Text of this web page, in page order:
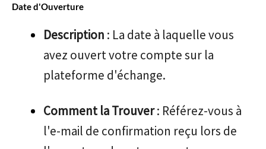
Date d'Ouverture
Description : La date à laquelle vous
avez ouvert votre compte sur la
plateforme d'échange.
Comment la Trouver: Référez-vous à
l'e-mail de confirmation reçu lors de